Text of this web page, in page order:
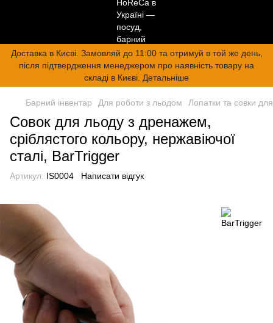
Доставка в Києві. Замовляй до 11:00 та отримуй в той же день,
після підтвердження менеджером про наявність товару на
складі в Києві. Детальніше
Барний інвентар Для роботи з льодом Лопатки та совки
Совок для льоду з дренажем,
сріблястого кольору, нержавіючої
сталі, BarTrigger
Артикул: IS0004 Написати відгук